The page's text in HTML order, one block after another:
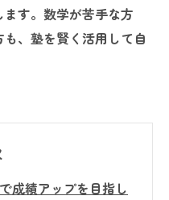
す。数学が苦手な方
、塾を賢く活用して自
成績アップを目指し